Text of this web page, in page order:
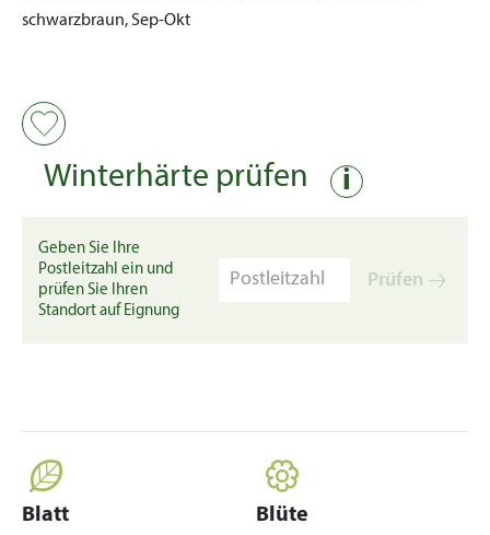
schwarzbraun, Sep-Okt
Winterhärte prüfen i
Geben Sie Ihre
Postleitzahl ein und
prüfen Sie Ihren
Standort auf Eignung
Prüfen
Blatt Blüte